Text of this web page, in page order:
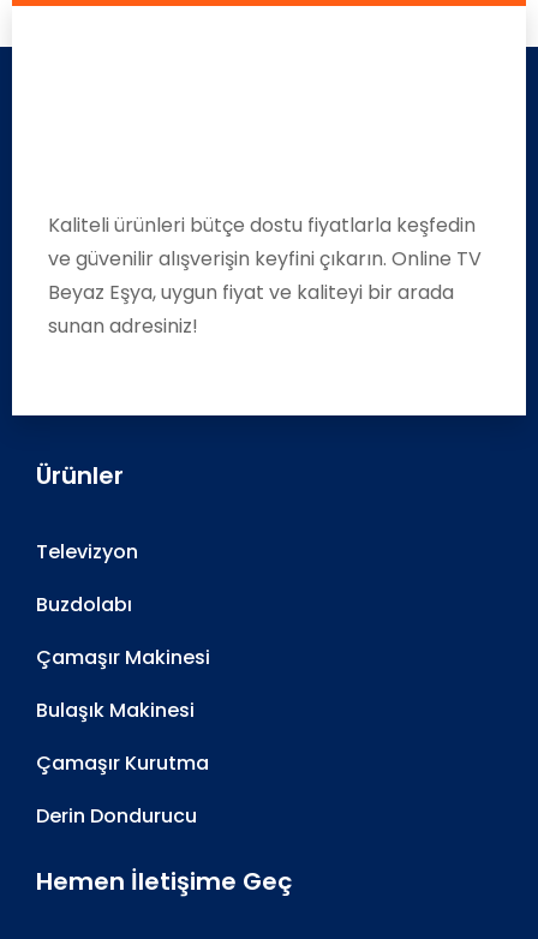
Kaliteli ürünleri bütçe dostu fiyatlarla keşfedin
ve güvenilir alışverişin keyfini çıkarın. Online TV
Beyaz Eşya, uygun fiyat ve kaliteyi bir arada
sunan adresiniz!
Ürünler
Televizyon
Buzdolabı
Çamaşır Makinesi
Bulaşık Makinesi
Çamaşır Kurutma
Derin Dondurucu
Hemen İletişime Geç